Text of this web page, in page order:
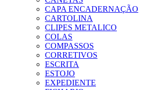
CAPA ENCADERNAÇÃO
CARTOLINA
CLIPES METALICO
COLAS
COMPASSOS
CORRETIVOS
ESCRITA
ESTOJO
EXPEDIENTE